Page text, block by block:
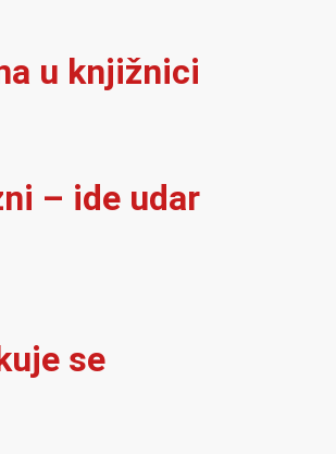
u knjižnici
– ide udar
se